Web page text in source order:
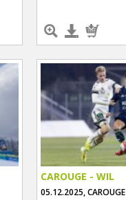
CAROUGE - WIL
05.12.2025, CAROUGE